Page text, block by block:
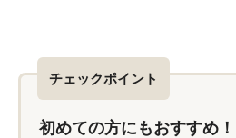
チェックポイント
初めての方にもおすすめ！